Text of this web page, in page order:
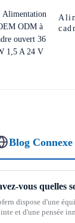
Blog Connexe
dispose d'une
et d'une pensée